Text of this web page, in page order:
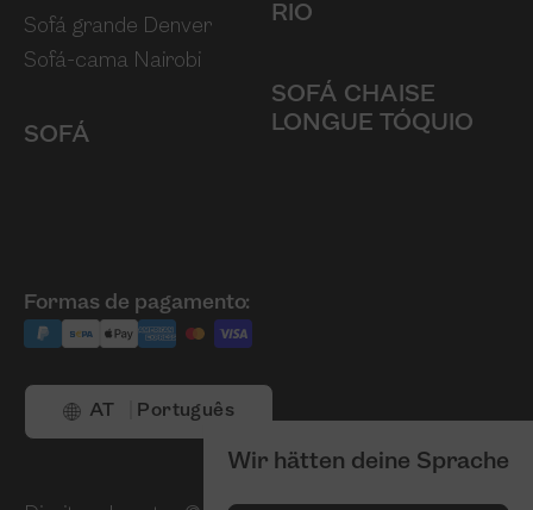
Sofá grande Denver
Sofá-cama Nairobi
SOFÁ
RIO
SOFÁ CHAISE
LONGUE TÓQUIO
Formas de pagamento:
AT Português
Wir hätten deine Sprache